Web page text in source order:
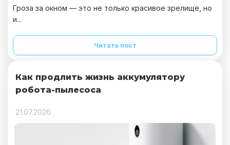
Гроза за окном — это не только красивое зрелище, но
и...
Читать пост
Как продлить жизнь аккумулятору
робота-пылесоса
21.07.2026